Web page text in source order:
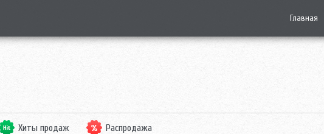
Главная
Хиты продаж Распродажа